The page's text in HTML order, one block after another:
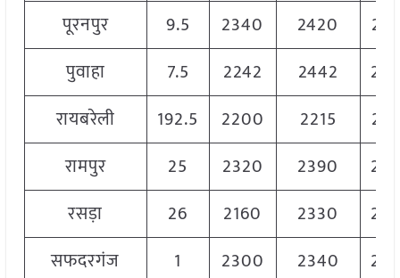
पूरनपुर
9.5 2340 2420
पुवाहा
7.5 2242 2442
रायबरेली
192.5 2200 2215
रामपुर
25 2320 2390
रसड़ा
26 2160 2330
सफदरगंज
1 2300 2340